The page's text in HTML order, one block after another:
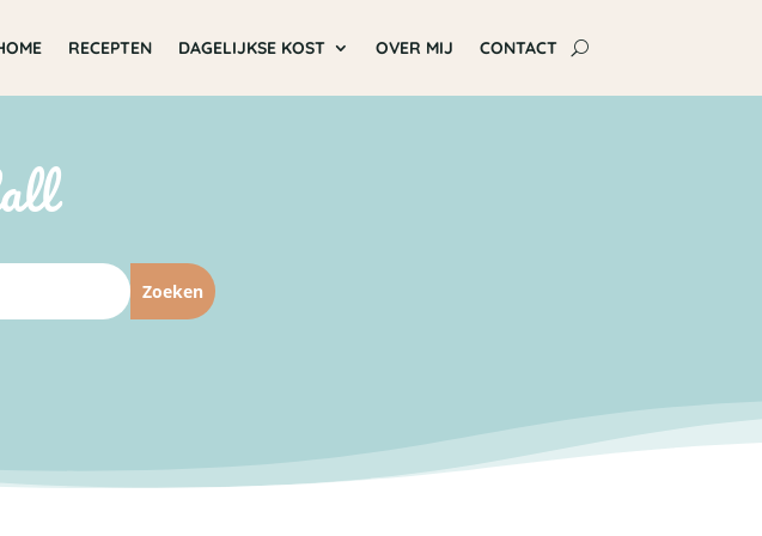
RECEPTEN DAGELIJKSE KOST OVER MIJ CONTACT